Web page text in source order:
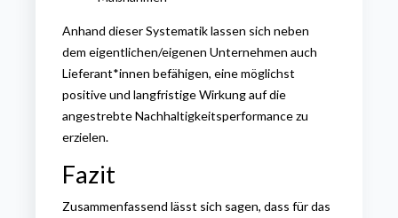
Anhand dieser Systematik lassen sich neben
dem eigentlichen/eigenen Unternehmen auch
Lieferant*innen befähigen, eine möglichst
positive und langfristige Wirkung auf die
angestrebte Nachhaltigkeitsperformance zu
erzielen.
Fazit
Zusammenfassend lässt sich sagen, dass für das